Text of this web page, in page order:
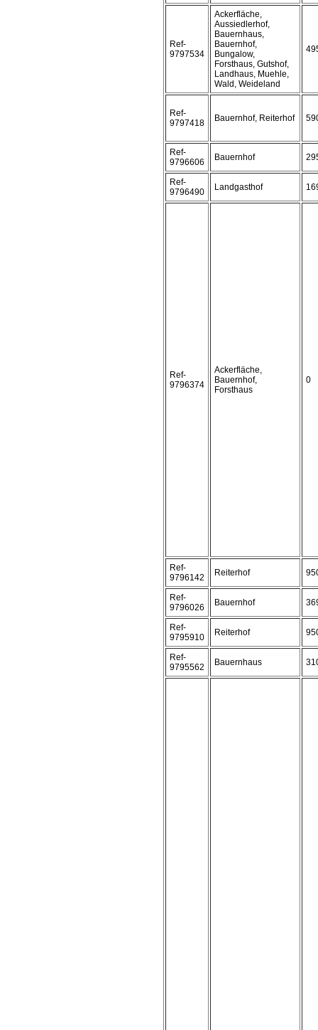
Ref-
9797534
Ackerfläche,
Aussiedlerhof,
Bauernhaus,
Bauernhof,
Bungalow,
Forsthaus, Gutshof,
Landhaus, Muehle,
Wald, Weideland
Ref-
9797418
Bauernhof, Reiterhof
Ref-
9796606
Bauernhof
Ref-
9796490
Landgasthof
Ref-
9796374
Ackerfläche,
Bauernhof,
Forsthaus
0
Ref-
9796142
Reiterhof
Ref-
9796026
Bauernhof
Ref-
9795910
Reiterhof
Ref-
9795562
Bauernhaus